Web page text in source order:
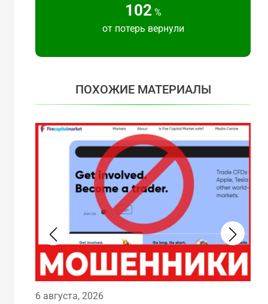
125 %
от потерь вернули
ПОХОЖИЕ МАТЕРИАЛЫ
6 августа, 2026